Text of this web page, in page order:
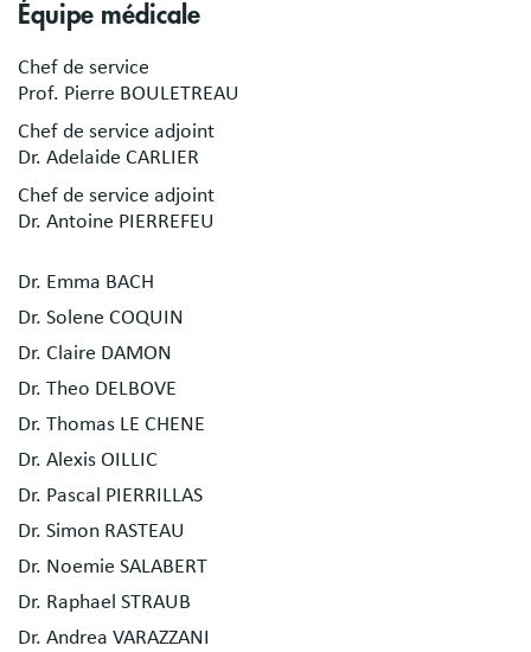
Équipe médicale
Chef de service
Prof. Pierre BOULETREAU
Chef de service adjoint
Dr. Adelaide CARLIER
Chef de service adjoint
Dr. Antoine PIERREFEU
Dr. Emma BACH
Dr. Solene COQUIN
Dr. Claire DAMON
Dr. Theo DELBOVE
Dr. Thomas LE CHENE
Dr. Alexis OILLIC
Dr. Pascal PIERRILLAS
Dr. Simon RASTEAU
Dr. Noemie SALABERT
Dr. Raphael STRAUB
Dr. Andrea VARAZZANI